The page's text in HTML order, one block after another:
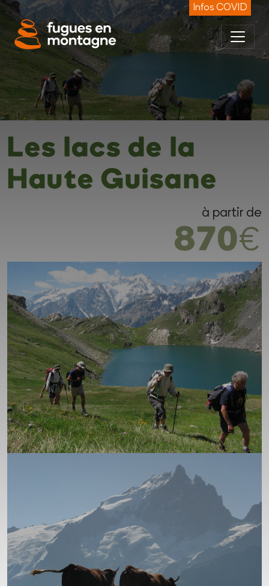
Panneau de gestion des cookies Infos COVID
Les lacs de la
Haute Guisane
à partir de
870€